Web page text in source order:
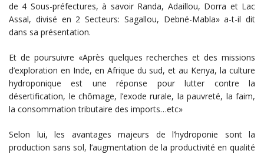
de 4 Sous-préfectures, à savoir Randa, Adaillou, Dorra et Lac
Assal, divisé en 2 Secteurs: Sagallou, Debné-Mabla» a-t-il dit
dans sa présentation.
Et de poursuivre «Après quelques recherches et des missions
d’exploration en Inde, en Afrique du sud, et au Kenya, la culture
hydroponique est une réponse pour lutter contre la
désertification, le chômage, l’exode rurale, la pauvreté, la faim,
la consommation tributaire des imports…etc»
Selon lui, les avantages majeurs de l’hydroponie sont la
production sans sol, l’augmentation de la productivité en qualité